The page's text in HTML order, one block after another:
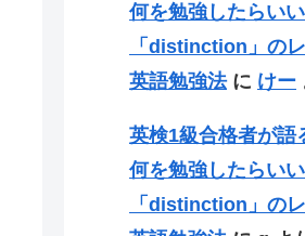
何を勉強したらい
「distinction」の
英語勉強法に けー
英検1級合格者が
何を勉強したらい
「distinction」の